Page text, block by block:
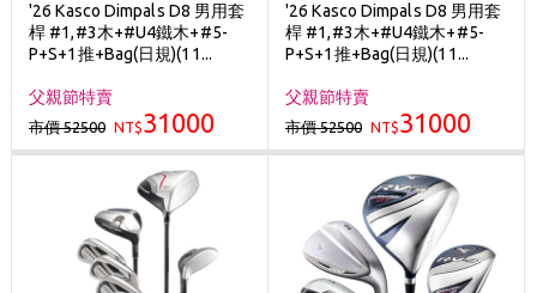
防詐騙! 勿信來路不明連結及優惠
歡迎體驗公益店Friends Screen模擬器
刷台新卡滿 $6000 分 3 期 0 利率
Golf Point 會員回饋積點
消費滿 $2000 享免運
'26 Kasco Dimpals D8 男用套
桿 #1,#3木+#U4鐵木+#5-
P+S+1推+Bag(日規)(11...
父親節特賣
市價 52500 NT$31000
'26 Kasco Dimpals D8 男用套
桿 #1,#3木+#U4鐵木+#5-
P+S+1推+Bag(日規)(11...
父親節特賣
市價 52500 NT$31000